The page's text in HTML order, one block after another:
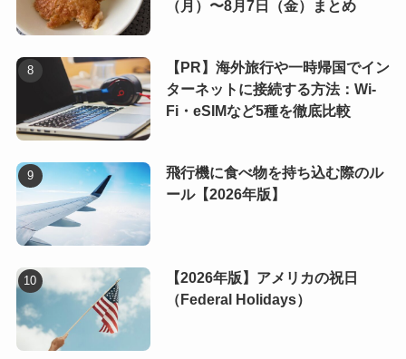
（月）〜8月7日（金）まとめ
【PR】海外旅行や一時帰国でイン
ターネットに接続する方法：Wi-
Fi・eSIMなど5種を徹底比較
飛行機に食べ物を持ち込む際のル
ール【2026年版】
【2026年版】アメリカの祝日
（Federal Holidays）